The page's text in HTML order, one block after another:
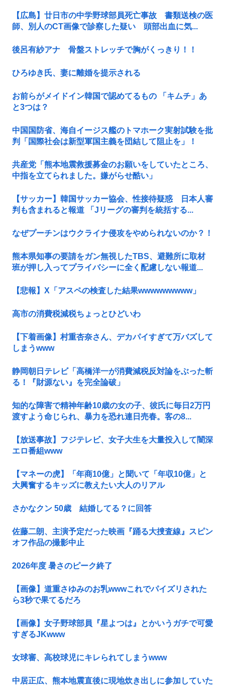
【広島】廿日市の中学野球部員死亡事故 書類送検の医
師、別人のCT画像で診察した疑い 頭部出血に気...
後呂有紗アナ 骨盤ストレッチで胸がくっきり！！
ひろゆき氏、妻に離婚を提示される
お前らがメイドイン韓国で認めてるもの 「キムチ」あ
と3つは？
中国国防省、海自イージス艦のトマホーク実射試験を批
判「国際社会は新型軍国主義を団結して阻止を」！
共産党「熊本地震救援募金のお願いをしていたところ、
中指を立てられました。嫌がらせ酷い」
【サッカー】韓国サッカー協会、性接待疑惑 日本人審
判も含まれると報道 「Jリーグの審判を統括する...
なぜプーチンはウクライナ侵攻をやめられないのか？！
熊本県知事の要請をガン無視したTBS、避難所に取材
班が押し入ってプライバシーに全く配慮しない報道...
【悲報】X「アスペの検査した結果wwwwwwwww」
高市の消費税減税ちょっとひどいわ
【下着画像】村重杏奈さん、デカパイすぎて万バズして
しまうwww
静岡朝日テレビ「高橋洋一が消費減税反対論をぶった斬
る！『財源ない』を完全論破」
知的な障害で精神年齢10歳の女の子、彼氏に毎日2万円
渡すよう命じられ、暴力を恐れ連日売春。客の8...
【放送事故】フジテレビ、女子大生を大量投入して闇深
エロ番組www
【マネーの虎】「年商10億」と聞いて「年収10億」と
大興奮するキッズに教えたい大人のリアル
さかなクン 50歳 結婚してる？に回答
佐藤二朗、主演予定だった映画『踊る大捜査線』スピン
オフ作品の撮影中止
2026年度 暑さのピーク終了
【画像】道重さゆみのお乳wwwこれでパイズリされた
ら3秒で果てるだろ
【画像】女子野球部員『星よつは』とかいうガチで可愛
すぎるJKwww
女球審、高校球児にキレられてしまうwww
中居正広、熊本地震直後に現地炊き出しに参加していた